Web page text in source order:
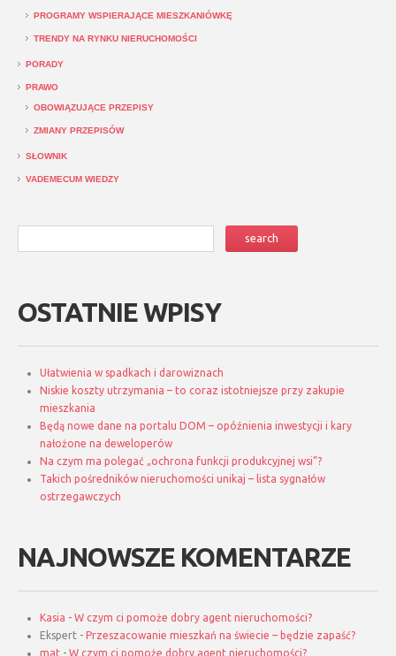
PROGRAMY WSPIERAJĄCE MIESZKANIÓWKĘ
TRENDY NA RYNKU NIERUCHOMOŚCI
PORADY
PRAWO
OBOWIĄZUJĄCE PRZEPISY
ZMIANY PRZEPISÓW
SŁOWNIK
VADEMECUM WIEDZY
OSTATNIE WPISY
Ułatwienia w spadkach i darowiznach
Niskie koszty utrzymania – to coraz istotniejsze przy zakupie
mieszkania
Będą nowe dane na portalu DOM – opóźnienia inwestycji i kary
nałożone na deweloperów
Na czym ma polegać „ochrona funkcji produkcyjnej wsi”?
Takich pośredników nieruchomości unikaj – lista sygnałów
ostrzegawczych
NAJNOWSZE KOMENTARZE
Kasia - W czym ci pomoże dobry agent nieruchomości?
Ekspert - Przeszacowanie mieszkań na świecie – będzie zapaść?
mat - W czym ci pomoże dobry agent nieruchomości?